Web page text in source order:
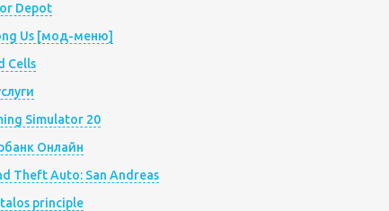
Depot
Us [мод-меню]
Cells
Simulator 20
Онлайн
Theft Auto: San Andreas
principle